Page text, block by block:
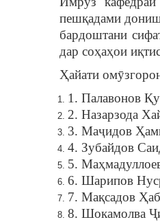
пешқадами
бардоштани
дар соҳаҳои
Ҳайати
1. Палавонов
2. Назарзода
3. Маҷидов
4. Зубайдов
5.
6. Шарипов
7. Мақсадов
8. Шокамолва